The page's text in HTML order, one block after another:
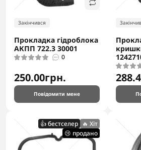
Закінчився
Прокладка гідроблока
АКПП 722.3 30001
0
250.00грн.
Повідомити мене
👍 бестселер 🔥 Хіт
😢 продано